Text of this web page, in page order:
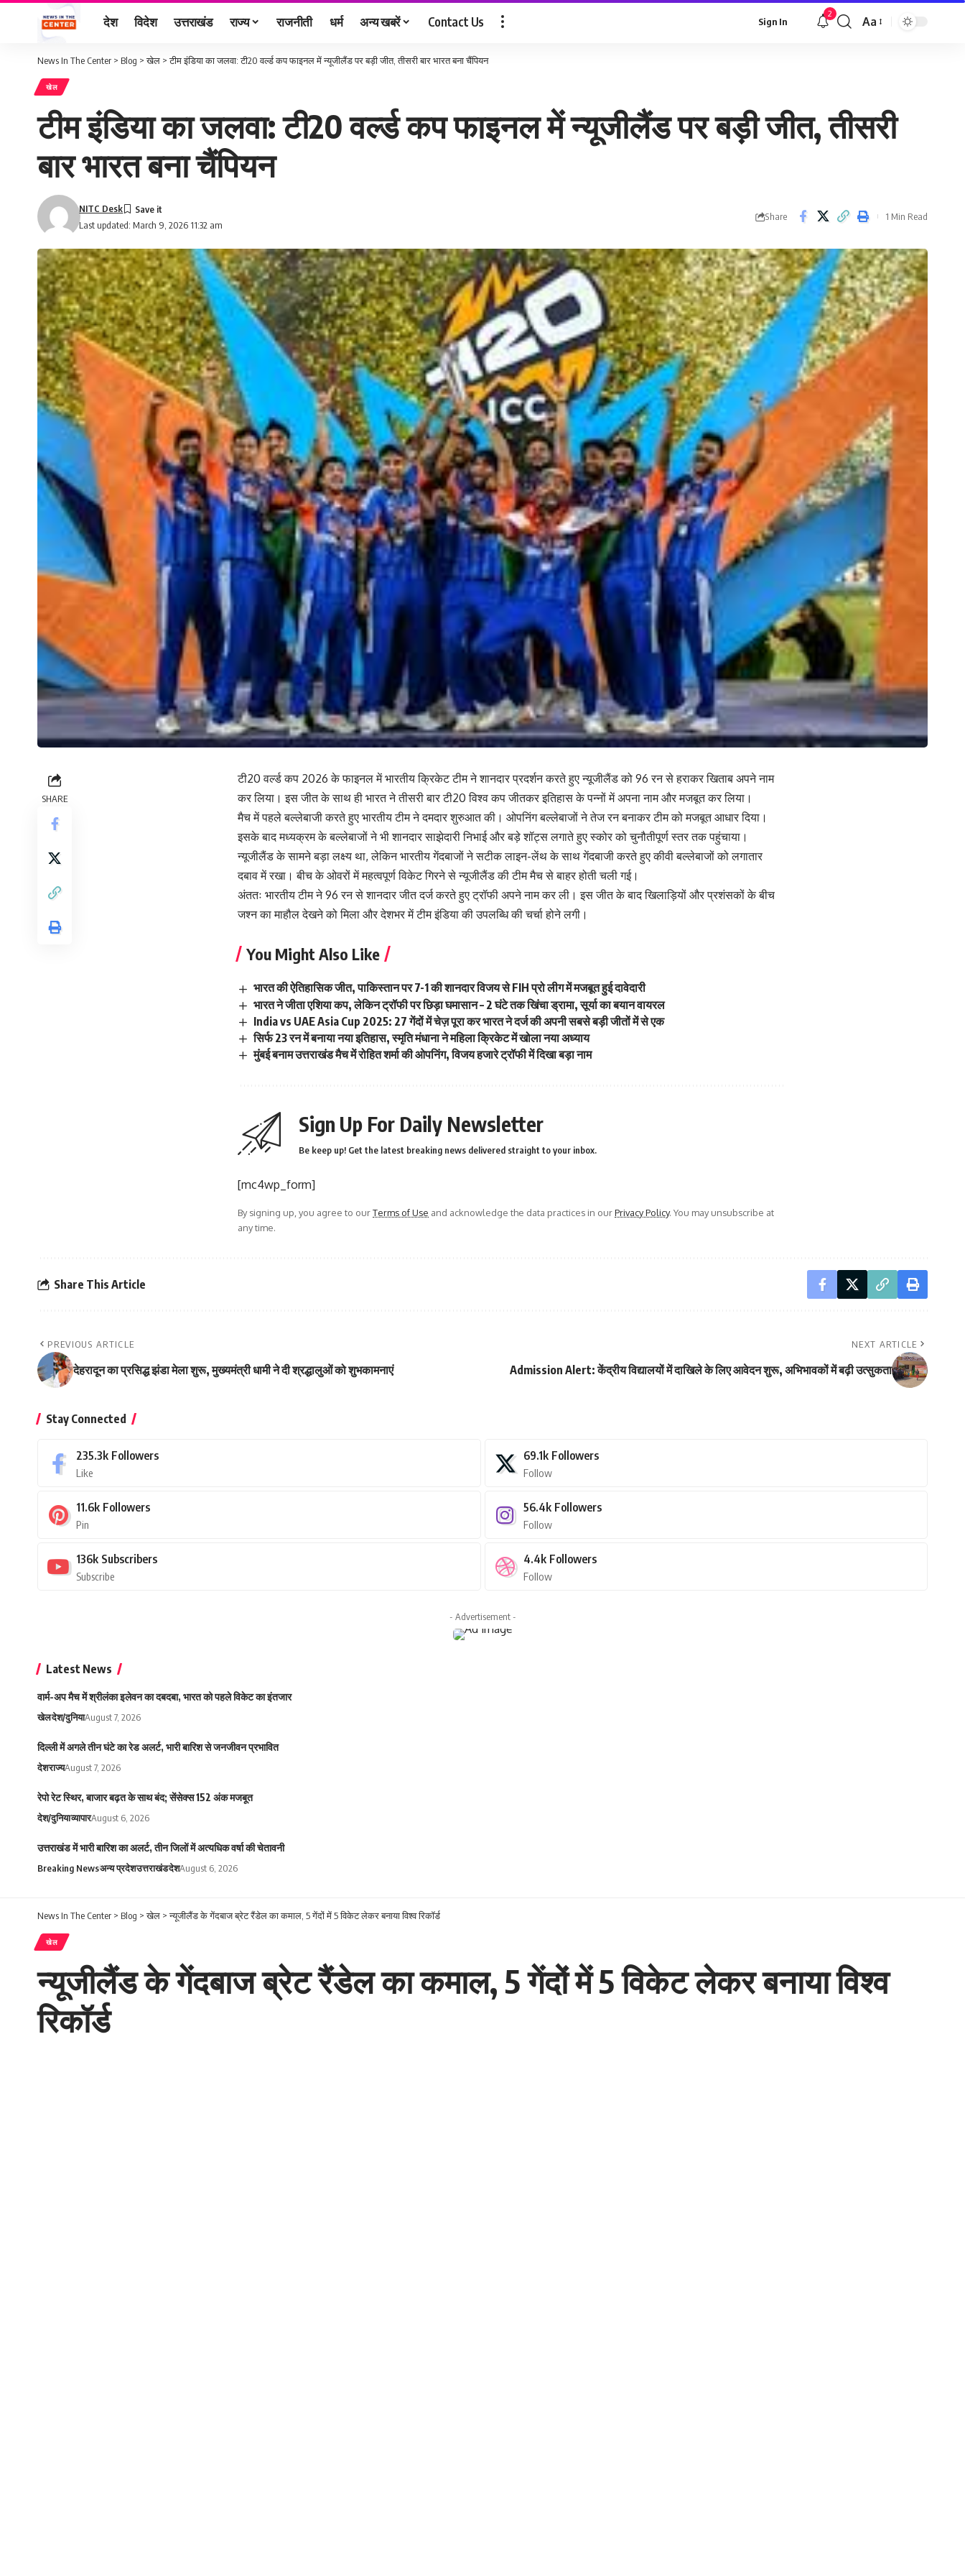
देश विदेश उत्तराखंड राज्य राजनीती धर्म अन्य खबरें Contact Us Sign In
2
Font
Aa
News In The Center > Blog >खेल >टीम इंडिया का जलवा: टी20 वर्ल्ड कप फाइनल में न्यूजीलैंड पर बड़ी जीत, तीसरी बार भारत बना चैंपियन
खेल
टीम इंडिया का जलवा: टी20 वर्ल्ड कप फाइनल में न्यूजीलैंड पर बड़ी जीत, तीसरी
बार भारत बना चैंपियन
Last updated: March 9, 2026 11:32 am
NITC Desk
Share 1 Min Read
SHARE
टी20 वर्ल्ड कप 2026 के फाइनल में भारतीय क्रिकेट टीम ने शानदार प्रदर्शन करते हुए न्यूजीलैंड को 96 रन से हराकर खिताब अपने नाम
कर लिया। इस जीत के साथ ही भारत ने तीसरी बार टी20 विश्व कप जीतकर इतिहास के पन्नों में अपना नाम और मजबूत कर लिया।
मैच में पहले बल्लेबाजी करते हुए भारतीय टीम ने दमदार शुरुआत की। ओपनिंग बल्लेबाजों ने तेज रन बनाकर टीम को मजबूत आधार दिया।
इसके बाद मध्यक्रम के बल्लेबाजों ने भी शानदार साझेदारी निभाई और बड़े शॉट्स लगाते हुए स्कोर को चुनौतीपूर्ण स्तर तक पहुंचाया।
न्यूजीलैंड के सामने बड़ा लक्ष्य था, लेकिन भारतीय गेंदबाजों ने सटीक लाइन-लेंथ के साथ गेंदबाजी करते हुए कीवी बल्लेबाजों को लगातार
दबाव में रखा। बीच के ओवरों में महत्वपूर्ण विकेट गिरने से न्यूजीलैंड की टीम मैच से बाहर होती चली गई।
अंततः भारतीय टीम ने 96 रन से शानदार जीत दर्ज करते हुए ट्रॉफी अपने नाम कर ली। इस जीत के बाद खिलाड़ियों और प्रशंसकों के बीच
जश्न का माहौल देखने को मिला और देशभर में टीम इंडिया की उपलब्धि की चर्चा होने लगी।
You Might Also Like
भारत की ऐतिहासिक जीत, पाकिस्तान पर 7-1 की शानदार विजय से FIH प्रो लीग में मजबूत हुई दावेदारी
भारत ने जीता एशिया कप, लेकिन ट्रॉफी पर छिड़ा घमासान – 2 घंटे तक खिंचा ड्रामा, सूर्या का बयान वायरल
India vs UAE Asia Cup 2025: 27 गेंदों में चेज़ पूरा कर भारत ने दर्ज की अपनी सबसे बड़ी जीतों में से एक
सिर्फ 23 रन में बनाया नया इतिहास, स्मृति मंधाना ने महिला क्रिकेट में खोला नया अध्याय
मुंबई बनाम उत्तराखंड मैच में रोहित शर्मा की ओपनिंग, विजय हजारे ट्रॉफी में दिखा बड़ा नाम
Sign Up For Daily Newsletter
Be keep up! Get the latest breaking news delivered straight to your inbox.
[mc4wp_form]
By signing up, you agree to ourTerms of Use and acknowledge the data practices in ourPrivacy Policy. You may unsubscribe at
any time.
Share This Article
PREVIOUS ARTICLE
देहरादून का प्रसिद्ध झंडा मेला शुरू, मुख्यमंत्री धामी ने दी श्रद्धालुओं को शुभकामनाएं
NEXT ARTICLE
Admission Alert: केंद्रीय विद्यालयों में दाखिले के लिए आवेदन शुरू, अभिभावकों में बढ़ी उत्सुकता
Stay Connected
235.3k Followers
Like
69.1k Followers
Follow
11.6k Followers
Pin
56.4k Followers
Follow
136k Subscribers
Subscribe
4.4k Followers
Follow
- Advertisement -
Latest News
वार्म-अप मैच में श्रीलंका इलेवन का दबदबा, भारत को पहले विकेट का इंतजार
खेलदेश/दुनियाAugust 7, 2026
दिल्ली में अगले तीन घंटे का रेड अलर्ट, भारी बारिश से जनजीवन प्रभावित
देशराज्यAugust 7, 2026
रेपो रेट स्थिर, बाजार बढ़त के साथ बंद; सेंसेक्स 152 अंक मजबूत
देश/दुनियाव्यापारAugust 6, 2026
उत्तराखंड में भारी बारिश का अलर्ट, तीन जिलों में अत्यधिक वर्षा की चेतावनी
Breaking Newsअन्य प्रदेशउत्तराखंडदेशAugust 6, 2026
News In The Center > Blog >खेल >न्यूजीलैंड के गेंदबाज ब्रेट रैंडेल का कमाल, 5 गेंदों में 5 विकेट लेकर बनाया विश्व रिकॉर्ड
खेल
न्यूजीलैंड के गेंदबाज ब्रेट रैंडेल का कमाल, 5 गेंदों में 5 विकेट लेकर बनाया विश्व
रिकॉर्ड